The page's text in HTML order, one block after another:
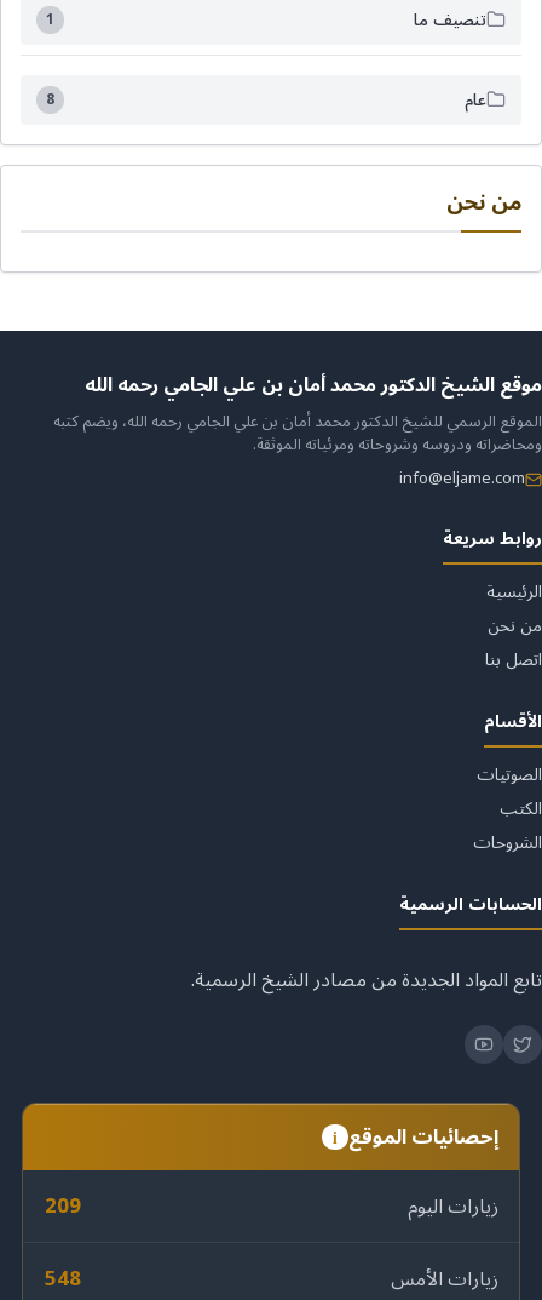
تنصيف ما 1
عام 8
من نحن
عن
الموقع
موقع الشيخ الدكتور محمد أمان بن علي الجامي رحمه الله
الموقع الرسمي للشيخ الدكتور محمد أمان بن علي الجامي رحمه الله، ويضم كتبه
ومحاضراته ودروسه وشروحاته ومرئياته الموثقة.
info@eljame.com
روابط سريعة
الرئيسية
من نحن
اتصل بنا
الأقسام
الصوتيات
الكتب
الشروحات
الحسابات الرسمية
تابع المواد الجديدة من مصادر الشيخ الرسمية.
إحصائيات الموقع i
زيارات اليوم 209
زيارات الأمس 548